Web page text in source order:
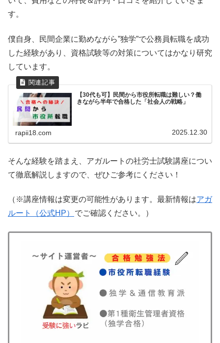
す。
僕自身、民間企業に勤めながら”独学”で公務員転職を成功
した経験があり、資格試験等の対策についてはかなり研究
しています。
【30代も可】民間から市役所転職は難しい？働
きながら半年で合格した「社会人の戦略」
rapii18.com 2025.12.30
そんな経験を踏まえ、アガルートの社労士試験講座につい
て徹底解説しますので、ぜひご参考にください！
（※講座情報は変更の可能性があります。最新情報はアガ
ルート（公式HP）
でご確認ください。）